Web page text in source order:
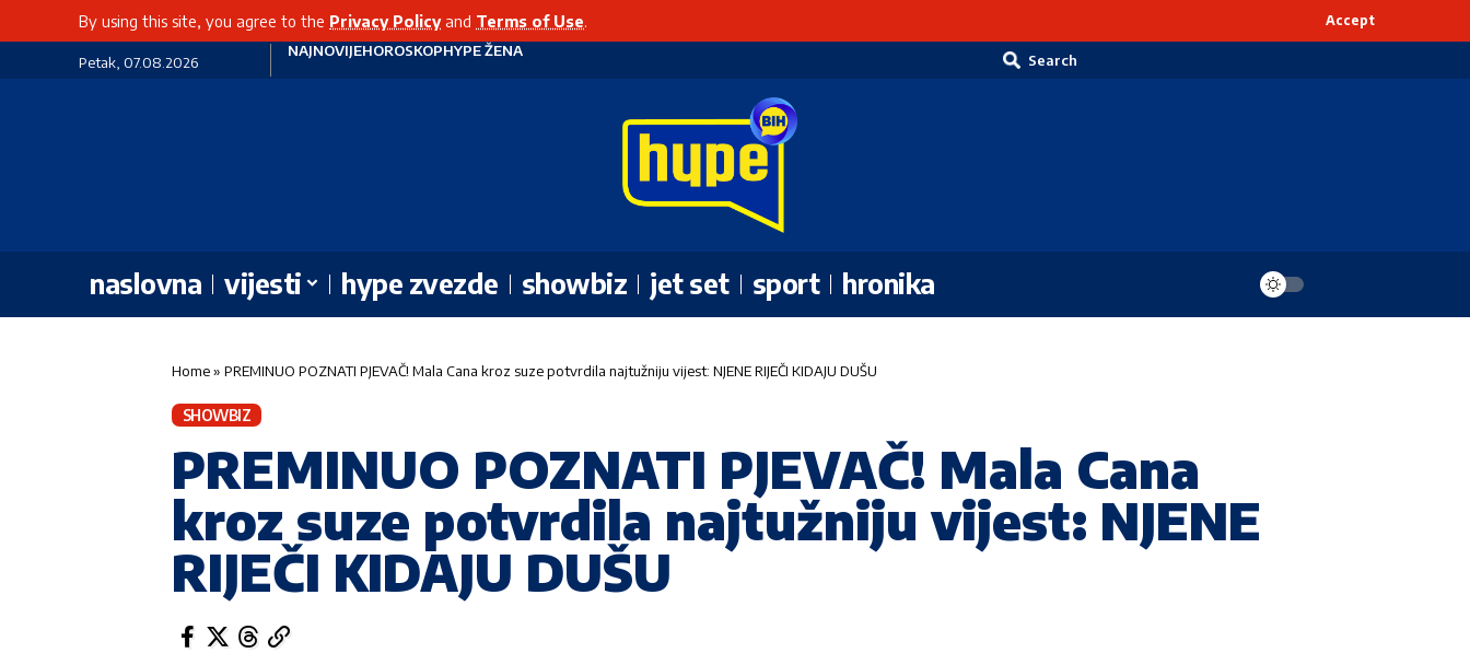
By using this site, you agree to the Privacy Policyand Terms of Use. Accept
Petak, 07.08.2026
NAJNOVIJEHOROSKOPHYPE ŽENA
Search
naslovna vijesti hype zvezde showbiz jet set sport hronika
Home» PREMINUO POZNATI PJEVAČ! Mala Cana kroz suze potvrdila najtužniju vijest: NJENE RIJEČI KIDAJU DUŠU
SHOWBIZ
PREMINUO POZNATI PJEVAČ! Mala Cana
kroz suze potvrdila najtužniju vijest: NJENE
RIJEČI KIDAJU DUŠU